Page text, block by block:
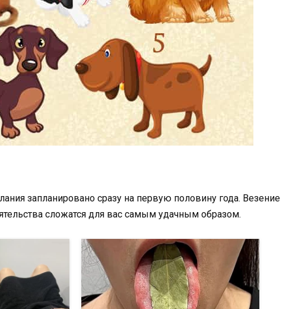
запланировано сразу на первую половину года. Везение
сложатся для вас самым удачным образом.